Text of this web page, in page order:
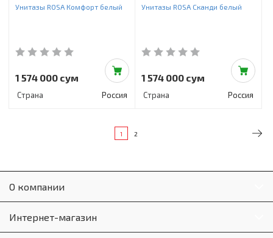
Унитазы ROSA Комфорт белый
1 574 000 сум
Страна Россия
Унитазы ROSA Сканди белый
1 574 000 сум
Страна Россия
1 2
О компании
Интернет-магазин